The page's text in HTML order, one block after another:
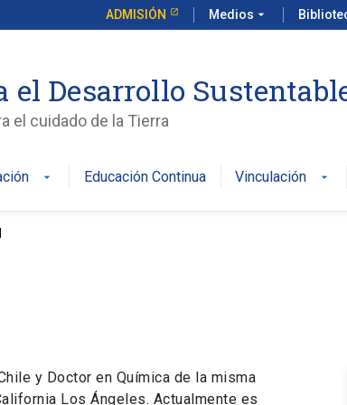
ADMISIÓN Medios arrow_drop_down
Desarrollo
el cuidado de la Tierra
arrow_drop_down Educación Continua Vinculación arrow_drop_down
y Doctor en Química de la misma
Los Ángeles. Actualmente es